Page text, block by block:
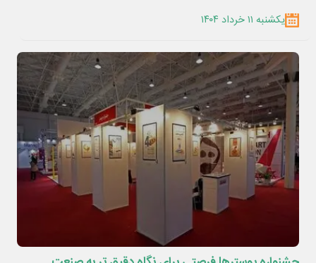
یکشنبه ۱۱ خرداد ۱۴۰۴